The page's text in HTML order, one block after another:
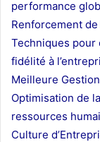
performance
Renforcement de
Techniques pour
fidélité à
Meilleure
Optimisation de
ressources
Culture